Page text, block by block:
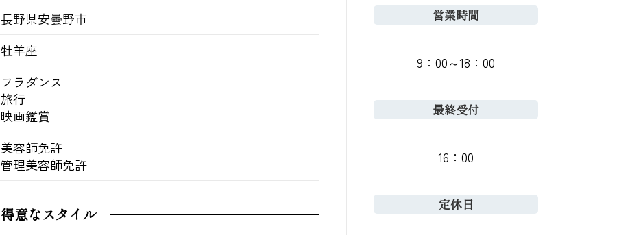
長野県安曇野市
牡羊座
フラダンス
旅行
映画鑑賞
美容師免許
管理美容師免許
得意なスタイル
営業時間
9：00～18：00
最終受付
16：00
定休日